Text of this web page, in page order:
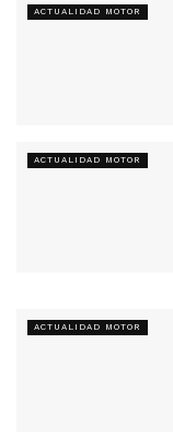
ACTUALIDAD MOTOR
ACTUALIDAD MOTOR
ACTUALIDAD MOTOR